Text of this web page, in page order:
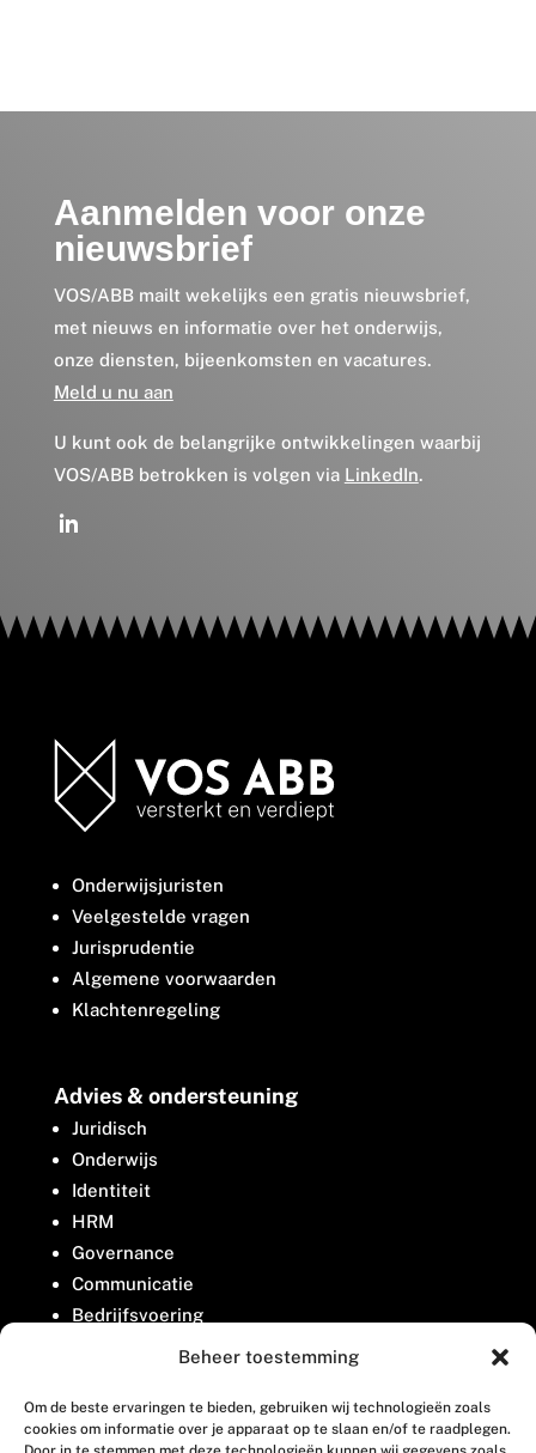
Beheer toestemming
Om de beste ervaringen te bieden, gebruiken wij technologieën zoals
cookies om informatie over je apparaat op te slaan en/of te raadplegen.
Aanmelden voor onze
nieuwsbrief
VOS/ABB mailt wekelijks een gratis nieuwsbrief,
met nieuws en informatie over het onderwijs,
onze diensten, bijeenkomsten en vacatures.
Meld u nu aan
U kunt ook de belangrijke ontwikkelingen waarbij
VOS/ABB betrokken is volgen via LinkedIn.
Onderwijsjuristen
Veelgestelde vragen
Jurisprudentie
Algemene voorwaarden
Klachtenregeling
Advies & ondersteuning
Juridisch
Onderwijs
Identiteit
HRM
Governance
Communicatie
Bedrijfsvoering
Belangenbehartiging
Contact